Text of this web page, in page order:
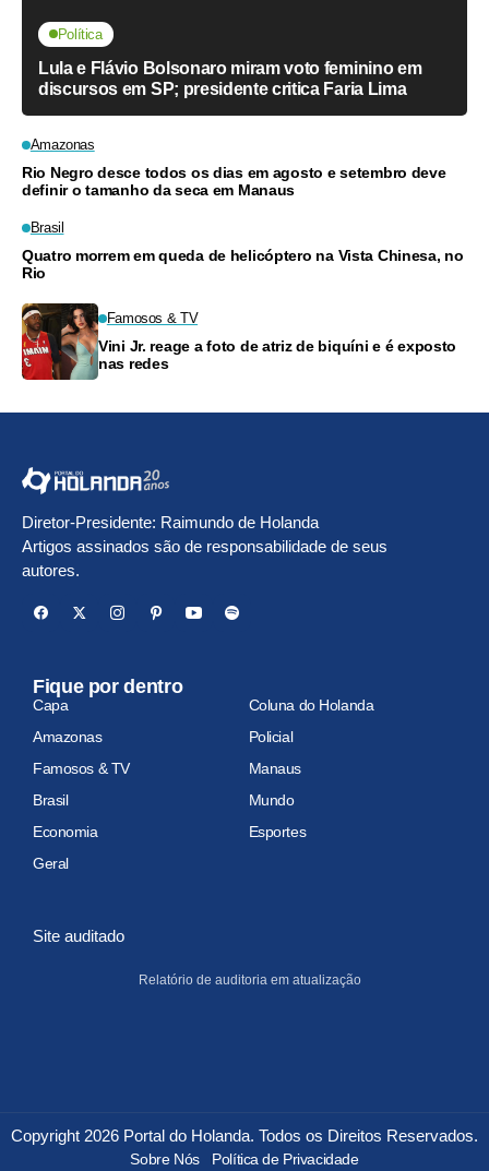
Política
Lula e Flávio Bolsonaro miram voto feminino em
discursos em SP; presidente critica Faria Lima
Amazonas
Rio Negro desce todos os dias em agosto e setembro deve
definir o tamanho da seca em Manaus
Brasil
Quatro morrem em queda de helicóptero na Vista Chinesa, no
Rio
Famosos & TV
Vini Jr. reage a foto de atriz de biquíni e é exposto
nas redes
Diretor-Presidente: Raimundo de Holanda
Artigos assinados são de responsabilidade de seus
autores.
Fique por dentro
Capa
Coluna do Holanda
Amazonas
Policial
Famosos & TV
Manaus
Brasil
Mundo
Economia
Esportes
Geral
Site auditado
Relatório de auditoria em atualização
Copyright 2026 Portal do Holanda. Todos os Direitos Reservados.
Sobre Nós Política de Privacidade